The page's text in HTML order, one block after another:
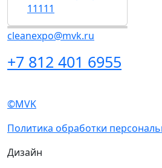
11111
cleanexpo@mvk.ru
+7 812 401 6955
©MVK
Политика обработки
Дизайн